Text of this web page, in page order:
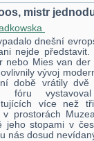
mistr
dnešní
nejde
nebo Mies van
vývoj
době vrátily dvě
fóru
více než
v prostorách
jeho stopami v
nás dosud